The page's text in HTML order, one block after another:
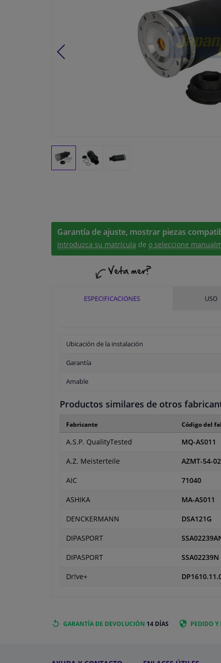
Garantía de ajuste, mostrar piezas
Introduzca su matrícula de o seleccione
ESPECIFICACIONES USO
Ubicación de la instalación
Garantía
Amable
Productos similares de otros
Fabricante Código del
A.S.P. QualityTested MQ-AS011
A.Z. Meisterteile AZMT-54-
AIC 71040
ASHIKA MA-AS011
DENCKERMANN DSA121G
DIPASPORT
DIPASPORT SSA02239N
Dr!ve+
GARANTÍA DE DEVOLUCIÓN 14 DÍAS PEDIDO Y